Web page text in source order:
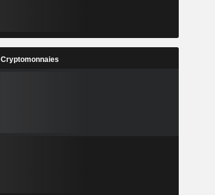
Cryptomonnaies